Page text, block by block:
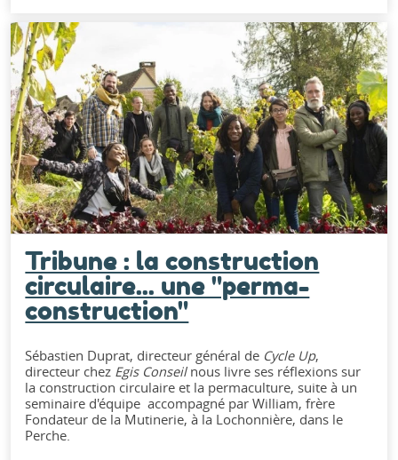
Tribune : la construction
circulaire... une "perma-
construction"
Sébastien Duprat, directeur général de Cycle Up,
directeur chez Egis Conseilnous livre ses réflexions sur
la construction circulaire et la permaculture, suite à un
seminaire d'équipe accompagné par William, frère
Fondateur de la Mutinerie, à la Lochonnière, dans le
Perche.